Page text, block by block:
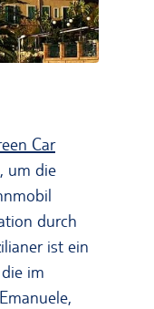
Car
um die
durch
ist ein
im